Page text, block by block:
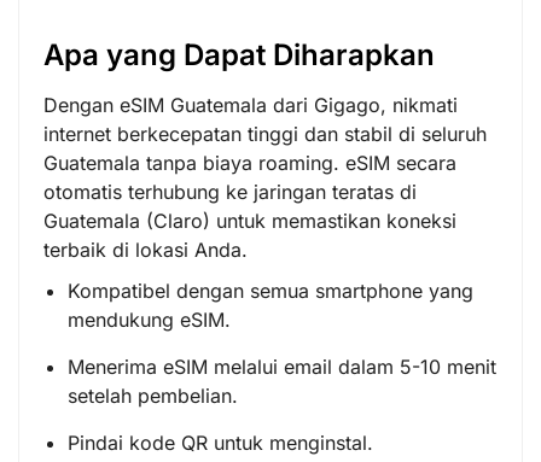
Apa yang Dapat Diharapkan
Dengan eSIM Guatemala dari Gigago, nikmati
internet berkecepatan tinggi dan stabil di seluruh
Guatemala tanpa biaya roaming. eSIM secara
otomatis terhubung ke jaringan teratas di
Guatemala (Claro) untuk memastikan koneksi
terbaik di lokasi Anda.
Kompatibel dengan semua smartphone yang
mendukung eSIM.
Menerima eSIM melalui email dalam 5-10 menit
setelah pembelian.
Pindai kode QR untuk menginstal.